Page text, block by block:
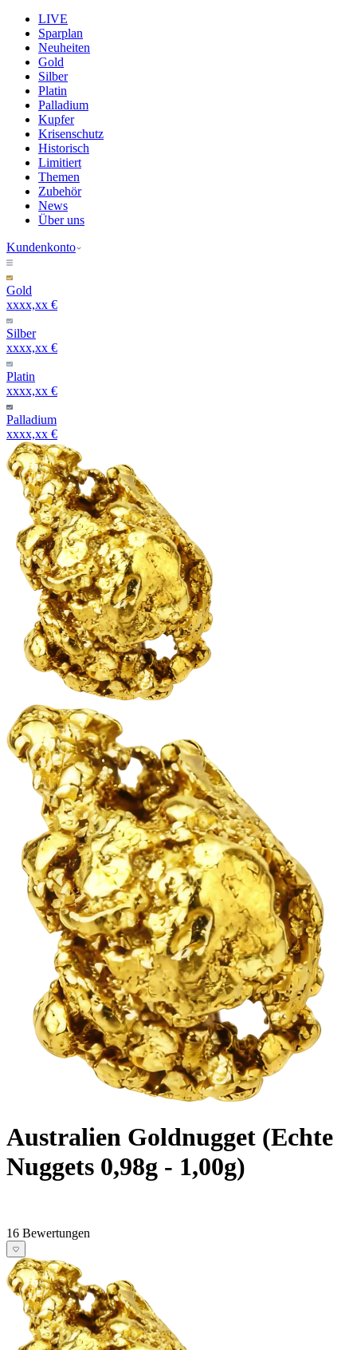
LIVE
Sparplan
Neuheiten
Gold
Silber
Platin
Palladium
Kupfer
Krisenschutz
Historisch
Limitiert
Themen
Zubehör
News
Über uns
Kundenkonto
Gold
xxxx,xx €
Silber
xxxx,xx €
Platin
xxxx,xx €
Palladium
xxxx,xx €
Australien Goldnugget (Echte
Nuggets 0,98g - 1,00g)
16 Bewertungen